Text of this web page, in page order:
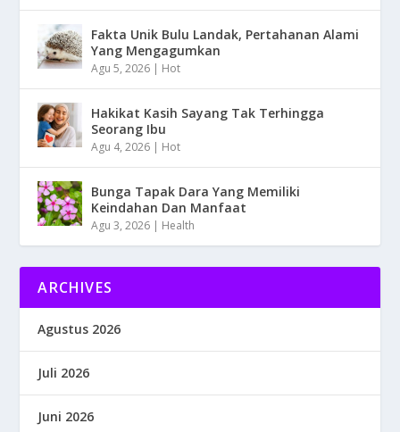
Fakta Unik Bulu Landak, Pertahanan Alami
Yang Mengagumkan
Agu 5, 2026 | Hot
Hakikat Kasih Sayang Tak Terhingga
Seorang Ibu
Agu 4, 2026 | Hot
Bunga Tapak Dara Yang Memiliki
Keindahan Dan Manfaat
Agu 3, 2026 | Health
ARCHIVES
Agustus 2026
Juli 2026
Juni 2026